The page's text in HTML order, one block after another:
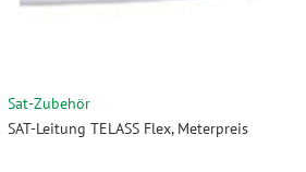
Sat-Zubehör
SAT-Leitung TELASS Flex, Meterpreis